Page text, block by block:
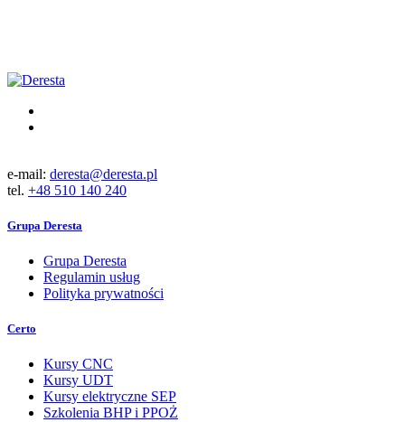
e-mail: deresta@deresta.pl
tel. +48 510 140 240
Grupa Deresta
Grupa Deresta
Regulamin usług
Polityka prywatności
Certo
Kursy CNC
Kursy UDT
Kursy elektryczne SEP
Szkolenia BHP i PPOŻ